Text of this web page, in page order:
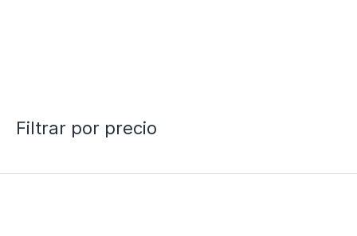
Filtrar por precio